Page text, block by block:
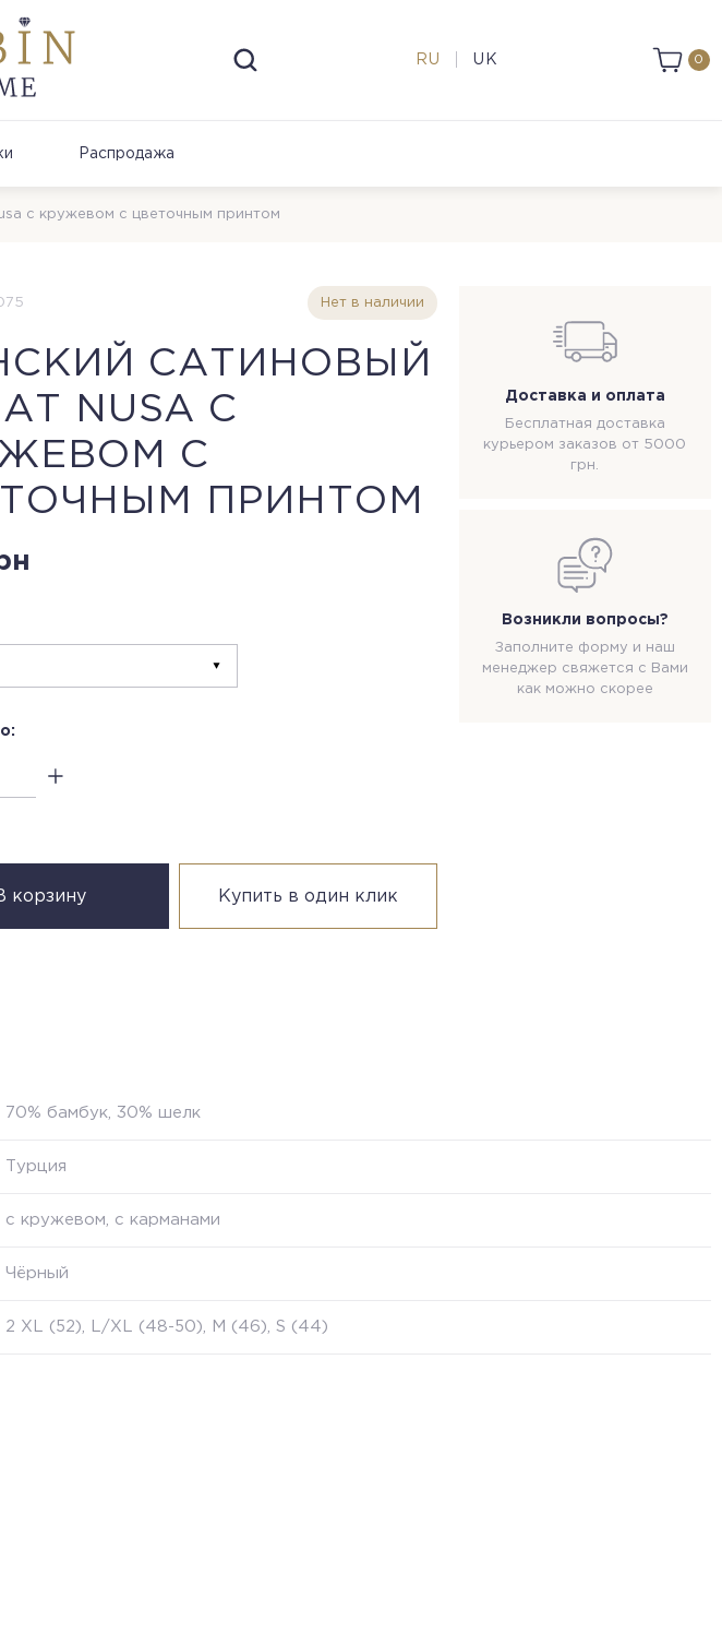
RU UK 0
Распродажа
с кружевом с цветочным принтом
Нет в наличии
САТИНОВЫЙ
NUSA С
С
ПРИНТОМ
корзину Купить в один клик
Доставка и оплата
Бесплатная доставка
курьером заказов от 5000
грн.
Возникли вопросы?
Заполните форму и наш
менеджер свяжется с Вами
как можно скорее
70% бамбук, 30% шелк
Турция
с кружевом, с карманами
Чёрный
2 XL (52), L/XL (48-50), M (46), S (44)